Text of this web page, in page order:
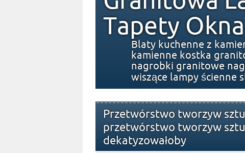
Tapety
Blaty kuchenne z
kamienne kostka
nagrobki granitowe
wiszące lampy ścienne
Przetwórstwo tworzyw
przetwórstwo tworzyw
dekatyzowałoby